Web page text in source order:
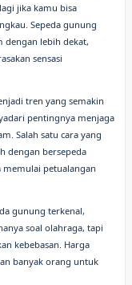
jika kamu bisa
Sepeda gunung
dengan lebih dekat,
sensasi
tren yang semakin
pentingnya menjaga
Salah satu cara yang
dengan bersepeda
memulai petualangan
gunung terkenal,
soal olahraga, tapi
kebebasan. Harga
banyak orang untuk